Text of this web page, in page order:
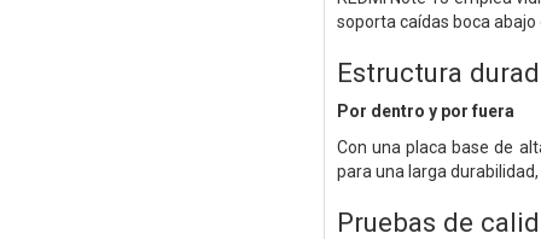
soporta caídas boca
Estructura
Por dentro y por fuera
Con una placa base de
para una larga
Pruebas de